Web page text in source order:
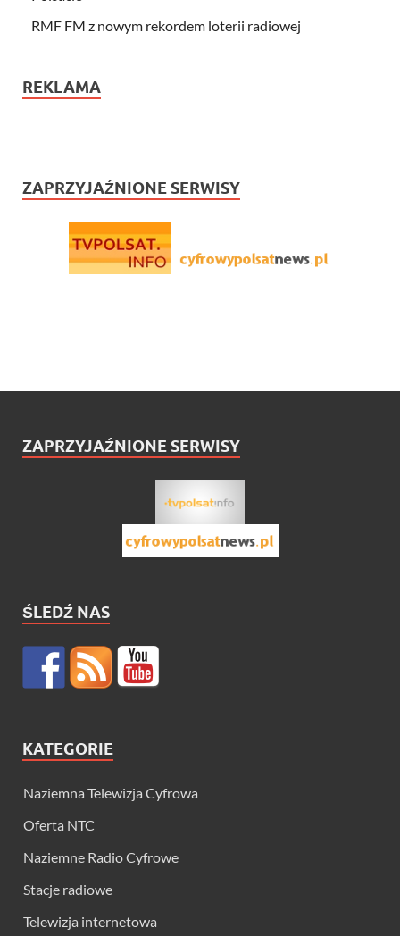
RMF FM z nowym rekordem loterii radiowej
REKLAMA
ZAPRZYJAŹNIONE SERWISY
ZAPRZYJAŹNIONE SERWISY
ŚLEDŹ NAS
KATEGORIE
Naziemna Telewizja Cyfrowa
Oferta NTC
Naziemne Radio Cyfrowe
Stacje radiowe
Telewizja internetowa